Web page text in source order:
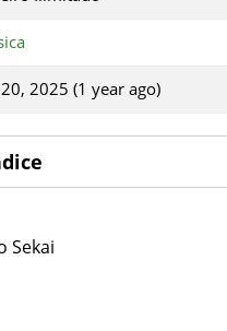
20, 2025 (1 year ago)
Sekai